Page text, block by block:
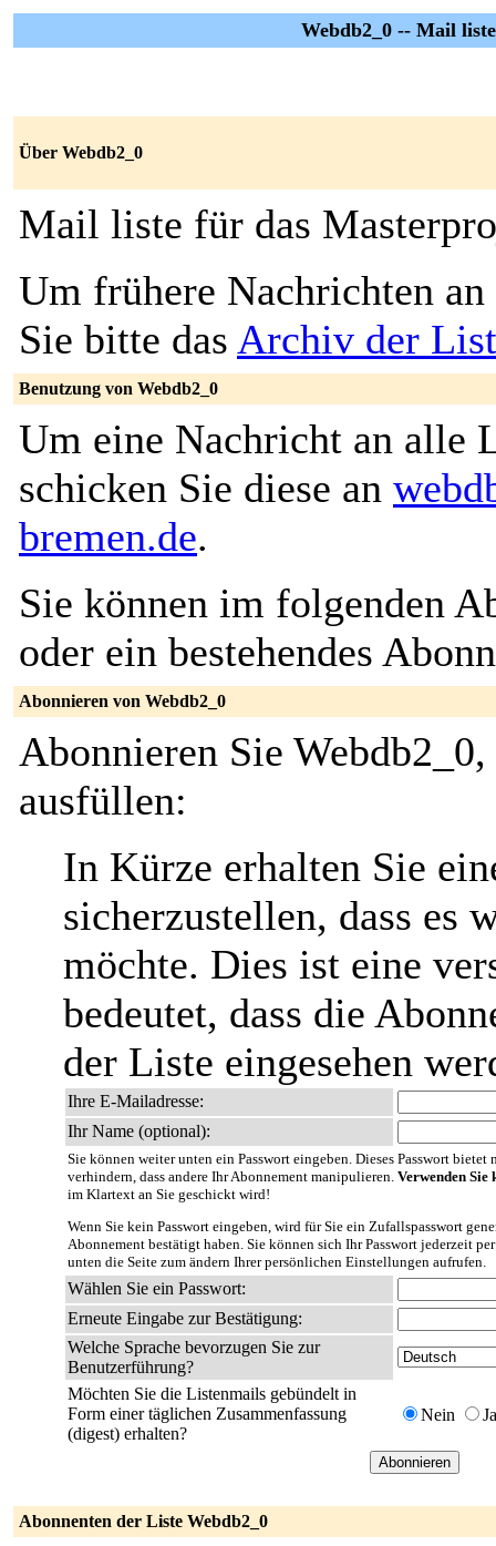
Webdb2_0 -- Mail
Über Webdb2_0
Mail liste für das
Um frühere Nachrichten an
Sie bitte das Archiv der
Benutzung von Webdb2_0
Um eine Nachricht an alle
schicken Sie diese an
bremen.de.
Sie können im folgenden
oder ein bestehendes
Abonnieren von Webdb2_0
Abonnieren Sie
ausfüllen:
In Kürze erhalten Sie
sicherzustellen, dass es
möchte. Dies ist eine
bedeutet, dass die
der Liste eingesehen
Ihre E-Mailadresse:
Ihr Name (optional):
Sie können weiter unten ein Passwort eingeben. Dieses Passwort
verhindern, dass andere Ihr Abonnement manipulieren. Verwenden Sie
im Klartext an Sie geschickt wird!
Wenn Sie kein Passwort eingeben, wird für Sie ein Zufallspasswort
Abonnement bestätigt haben. Sie können sich Ihr Passwort jederzeit
unten die Seite zum ändern Ihrer persönlichen Einstellungen aufrufen.
Wählen Sie ein Passwort:
Erneute Eingabe zur Bestätigung:
Welche Sprache bevorzugen Sie zur
Benutzerführung?
Möchten Sie die Listenmails gebündelt in
Form einer täglichen Zusammenfassung
(digest) erhalten?
Nein Ja
Abonnenten der Liste Webdb2_0